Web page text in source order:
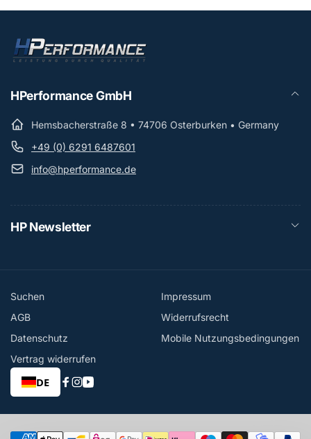
HPerformance GmbH
Hemsbacherstraße 8 • 74706 Osterburken • Germany
+49 (0) 6291 6487601
info@hperformance.de
HP Newsletter
Suchen
Impressum
AGB
Widerrufsrecht
Datenschutz
Mobile Nutzungsbedingungen
Vertrag widerrufen
DE
Facebook
Instagram
YouTube